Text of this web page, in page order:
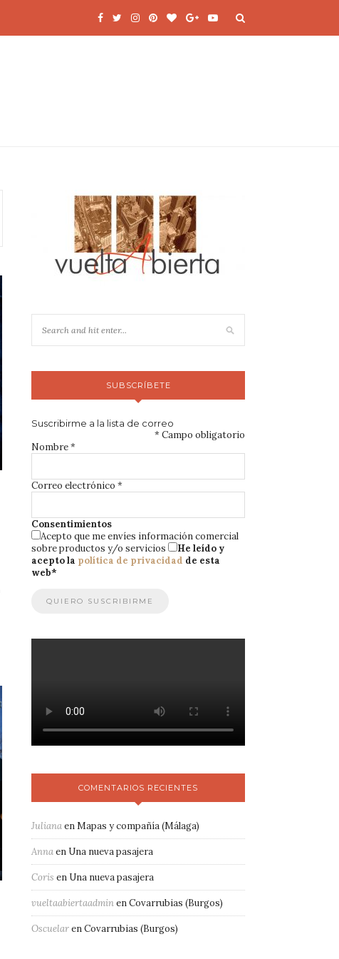
SUBSCRÍBETE
Suscribirme a la lista de correo
* Campo obligatorio
Nombre*
Correo electrónico *
Consentimientos
Acepto que me envíes información comercial
sobre productos y/o servicios
He leído y
acepto la política de privacidad de esta
web*
COMENTARIOS RECIENTES
JulianaenMapas y compañía (Málaga)
Annaen Una nueva pasajera
Coris en Una nueva pasajera
vueltaabiertaadminenCovarrubias (Burgos)
OscuelarenCovarrubias (Burgos)